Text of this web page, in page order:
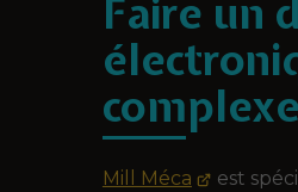
Faire un
complexe
Mill Méca
est